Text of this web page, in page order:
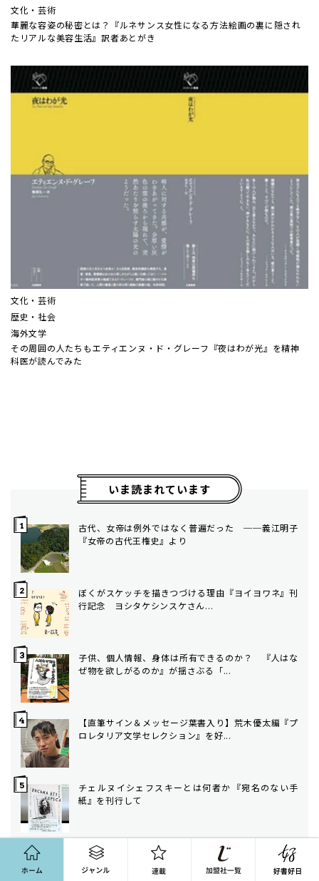
文化・芸術
華麗な容姿の秘密とは？『ルネサンス女性になる方法――絵画の裏に隠され
たリアルな美容生活』訳者あとがき
文化・芸術
歴史・社会
海外文学
その周囲の人たちも――エティエンヌ・ド・グレーフ『夜はわが光』を精神
科医が読んでみた
いま読まれています
古代、女帝は例外ではなく普遍だった ──義江明子
『女帝の古代王権史』より
ぼくがスケッチを描きつづける理由――『ヨイヨワネ』刊
行記念 ヨシタケシンスケさん...
子供、個人情報、身体は所有できるのか？ 『人はな
ぜ物を欲しがるのか』が揺さぶる「...
【直筆サイン＆メッセージ葉書入り】荒木優太編『プ
ロレタリア文学セレクション』を好...
チェルヌイシェフスキーとは何者か――『宛名のない手
紙』を刊行して
Recommended by